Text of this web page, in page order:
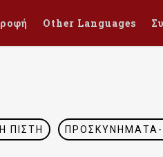
Other Languages
ΠΊΣΤΗ ΠΡΟΣΚΥΝΉΜΑΤΑ-